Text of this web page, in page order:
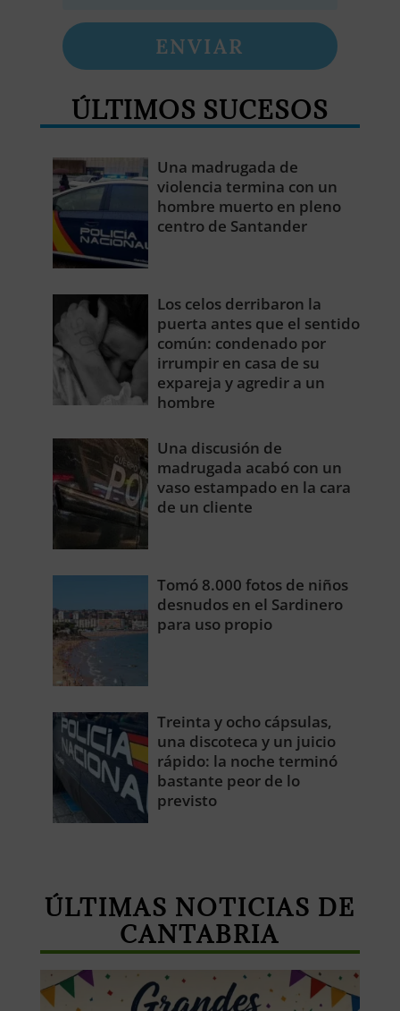
ENVIAR
ÚLTIMOS SUCESOS
Una madrugada de
violencia termina con un
hombre muerto en pleno
centro de Santander
Los celos derribaron la
puerta antes que el sentido
común: condenado por
irrumpir en casa de su
expareja y agredir a un
hombre
Una discusión de
madrugada acabó con un
vaso estampado en la cara
de un cliente
Tomó 8.000 fotos de niños
desnudos en el Sardinero
para uso propio
Treinta y ocho cápsulas,
una discoteca y un juicio
rápido: la noche terminó
bastante peor de lo
previsto
ÚLTIMAS NOTICIAS DE
CANTABRIA